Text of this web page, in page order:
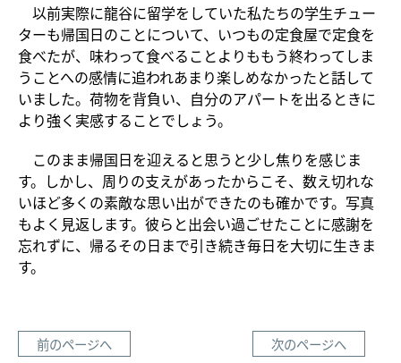
以前実際に龍谷に留学をしていた私たちの学生チュー
ターも帰国日のことについて、いつもの定食屋で定食を
食べたが、味わって食べることよりももう終わってしま
うことへの感情に追われあまり楽しめなかったと話して
いました。荷物を背負い、自分のアパートを出るときに
より強く実感することでしょう。
このまま帰国日を迎えると思うと少し焦りを感じま
す。しかし、周りの支えがあったからこそ、数え切れな
いほど多くの素敵な思い出ができたのも確かです。写真
もよく見返します。彼らと出会い過ごせたことに感謝を
忘れずに、帰るその日まで引き続き毎日を大切に生きま
す。
前のページへ 次のページへ